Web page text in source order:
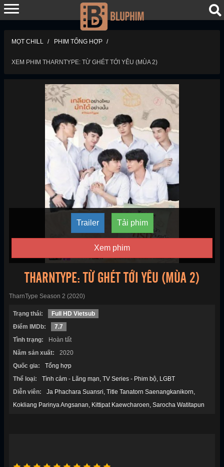
MỌT CHILL PHIM TỔNG HỢP
XEM PHIM THARNTYPE: TỪ GHÉT TỚI YÊU (MÙA 2)
Trailer Tải phim
Xem phim
THARNTYPE: TỪ GHÉT TỚI YÊU (MÙA 2)
TharnType Season 2 (2020)
Trạng thái:
Full HD Vietsub
Điểm IMDb:
7.7
Tình trạng:
Hoàn tất
Năm sản xuất:
2020
Quốc gia:
Tổng hợp
Thể loại:
Tình cảm - Lãng mạn TV Series - Phim bộ LGBT
Diễn viên:
Ja Phachara Suansri Title Tanatorn Saenangkanikorn
Kokliang Parinya Angsanan
Kittipat Kaewcharoen Sarocha Watitapun